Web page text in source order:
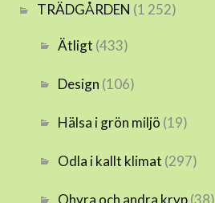
TRÄDGÅRDEN (1 252)
Ätligt (433)
Design (106)
Hälsa i grön miljö (19)
Odla i kallt klimat (297)
Ohyra och andra kryp(38)